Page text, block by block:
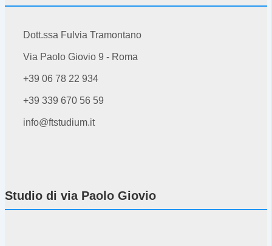
Dott.ssa Fulvia Tramontano
Via Paolo Giovio 9 - Roma
+39 06 78 22 934
+39 339 670 56 59
info@ftstudium.it
Studio di via Paolo Giovio